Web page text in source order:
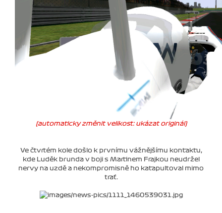
(automaticky změnit velikost: ukázat originál)
Ve čtvrtém kole došlo k prvnímu vážnějšímu kontaktu,
kde Luděk brunda v boji s Martinem Frajkou neudržel
nervy na uzdě a nekompromisně ho katapultoval mimo
trať.